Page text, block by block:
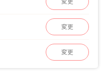
変更
変更
変更